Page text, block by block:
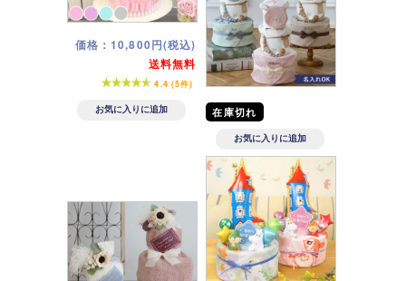
価格：10,800円(税込)
送料無料
4.4 (5件)
在庫切れ